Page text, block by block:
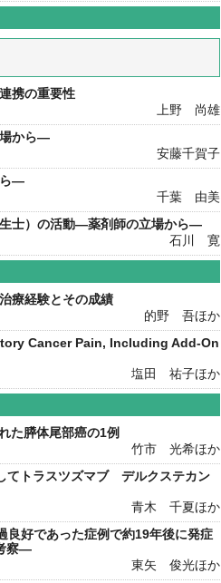
携の重要性
上野 尚雄
場から―
安藤千賀子
ら―
千葉 由美
士）の活動―薬剤師の立場から―
石川 寛
療経験とその成績
的野 吾ほか
Cancer Pain, Including Add-On
塩田 祐子ほか
た膵体尾部癌の1例
竹市 光希ほか
てトラスツズマブ デルクステカン
青木 千夏ほか
好であった症例で約19年後に発症
察―
東矢 俊光ほか